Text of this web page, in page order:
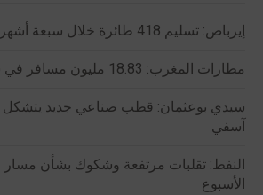
إيرباص: تسليم 418 طائرة خلال سبعة أشهر
مطارات المغرب: 18.83 مليون مسافر في ستة أشهر
سيدي بوعثمان: قطب صناعي جديد
آسفي
النفط: تقلبات مرتفعة وشكوك بشأن مسار
الأسبوع